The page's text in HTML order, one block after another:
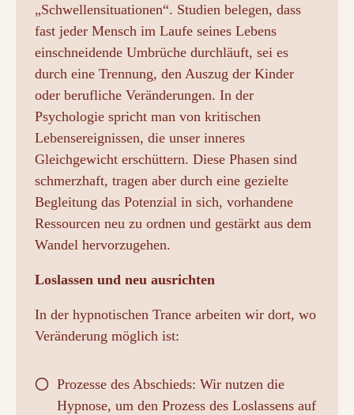
„Schwellensituationen“. Studien belegen, dass
fast jeder Mensch im Laufe seines Lebens
einschneidende Umbrüche durchläuft, sei es
durch eine Trennung, den Auszug der Kinder
oder berufliche Veränderungen. In der
Psychologie spricht man von kritischen
Lebensereignissen, die unser inneres
Gleichgewicht erschüttern. Diese Phasen sind
schmerzhaft, tragen aber durch eine gezielte
Begleitung das Potenzial in sich, vorhandene
Ressourcen neu zu ordnen und gestärkt aus dem
Wandel hervorzugehen.
Loslassen und neu ausrichten
In der hypnotischen Trance arbeiten wir dort, wo
Veränderung möglich ist:
Prozesse des Abschieds: Wir nutzen die
Hypnose, um den Prozess des Loslassens auf